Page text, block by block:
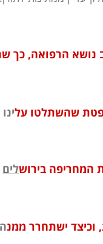
הרפואה, כך
שהשתלטו עלינו
המחריפה בירושלים
וכיצד ישתחרר ממנה